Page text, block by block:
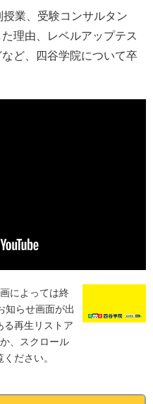
業、受験コンサルタン
理由、レベルアップテス
ど、四谷学院について卒
によっては終
知らせ画面が出
る再生リストア
、スクロール
ださい。